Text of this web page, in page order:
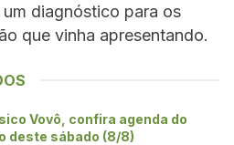
diagnóstico para os
que vinha apresentando.
Vovô, confira agenda do
deste sábado (8/8)